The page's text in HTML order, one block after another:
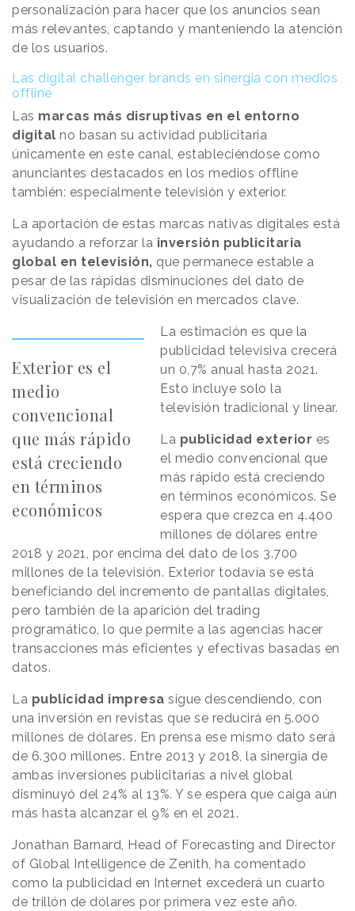
personalización para hacer que los anuncios sean
más relevantes, captando y manteniendo la atención
de los usuarios.
Las digital challenger brands en sinergia con medios
offline
Las marcas más disruptivas en el entorno
digital no basan su actividad publicitaria
únicamente en este canal, estableciéndose como
anunciantes destacados en los medios offline
también: especialmente televisión y exterior.
La aportación de estas marcas nativas digitales está
ayudando a reforzar la inversión publicitaria
global en televisión, que permanece estable a
pesar de las rápidas disminuciones del dato de
visualización de televisión en mercados clave.
Exterior es el
medio
convencional
que más rápido
está creciendo
en términos
económicos
La estimación es que la
publicidad televisiva crecerá
un 0,7% anual hasta 2021.
Esto incluye solo la
televisión tradicional y linear.
La publicidad exterior es
el medio convencional que
más rápido está creciendo
en términos económicos. Se
espera que crezca en 4.400
millones de dólares entre
2018 y 2021, por encima del dato de los 3.700
millones de la televisión. Exterior todavía se está
beneficiando del incremento de pantallas digitales,
pero también de la aparición del trading
programático, lo que permite a las agencias hacer
transacciones más eficientes y efectivas basadas en
datos.
La publicidad impresa sigue descendiendo, con
una inversión en revistas que se reducirá en 5.000
millones de dólares. En prensa ese mismo dato será
de 6.300 millones. Entre 2013 y 2018, la sinergia de
ambas inversiones publicitarias a nivel global
disminuyó del 24% al 13%. Y se espera que caiga aún
más hasta alcanzar el 9% en el 2021.
Jonathan Barnard, Head of Forecasting and Director
of Global Intelligence de Zenith, ha comentado
como la publicidad en Internet excederá un cuarto
de trillón de dólares por primera vez este año.